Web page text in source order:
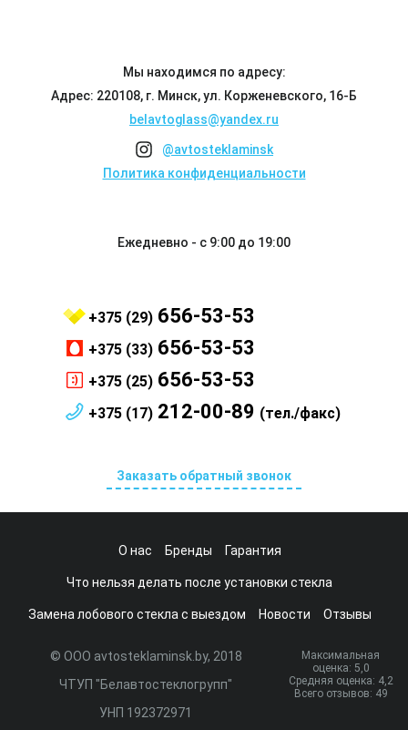
Мы находимся по адресу:
Адрес: 220108, г. Минск, ул. Корженевского, 16-Б
belavtoglass@yandex.ru
@avtosteklaminsk
Политика конфиденциальности
Ежедневно - с 9:00 до 19:00
+375 (29) 656-53-53
+375 (33) 656-53-53
+375 (25) 656-53-53
+375 (17) 212-00-89 (тел./факс)
Заказать обратный звонок
О нас Бренды Гарантия
Что нельзя делать после установки стекла
Замена лобового стекла с выездом Новости Отзывы
© ООО avtosteklaminsk.by, 2018
ЧТУП "Белавтостеклогрупп"
УНП 192372971
Максимальная
оценка: 5,0
Средняя оценка: 4,2
Всего отзывов: 49